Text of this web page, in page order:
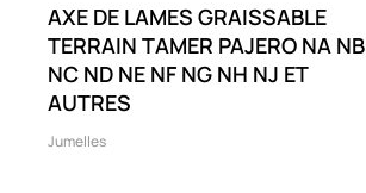
AXE DE LAMES GRAISSABLE
TERRAIN TAMER PAJERO NA NB
NC ND NE NF NG NH NJ ET
AUTRES
Jumelles